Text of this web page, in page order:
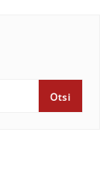
Otsi